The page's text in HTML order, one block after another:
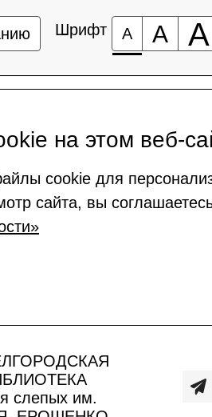
Шрифт А А А
на этом веб-
cookie для
сайта, вы
слепых им.